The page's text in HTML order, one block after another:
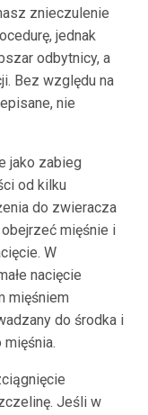
znieczulenie
jednak
odbytnicy, a
Bez względu na
nie
jako zabieg
od kilku
do zwieracza
mięśnie i
W
nacięcie
mięśniem
do środka i
Jeśli w